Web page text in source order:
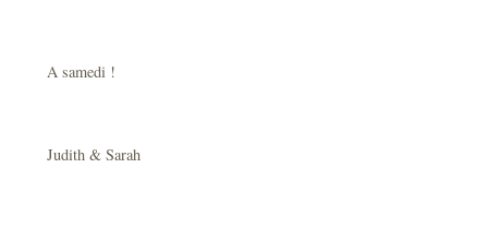
A samedi !
Judith & Sarah